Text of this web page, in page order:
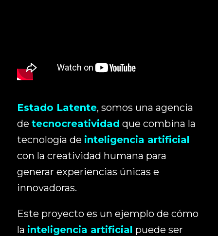
Estado Latente, somos una agencia
de tecnocreatividad que combina la
tecnología de inteligencia artificial
con la creatividad humana para
generar experiencias únicas e
innovadoras.
Este proyecto es un ejemplo de cómo
la inteligencia artificial puede ser